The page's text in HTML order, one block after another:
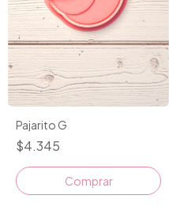
Pajarito G
$4.345
Comprar